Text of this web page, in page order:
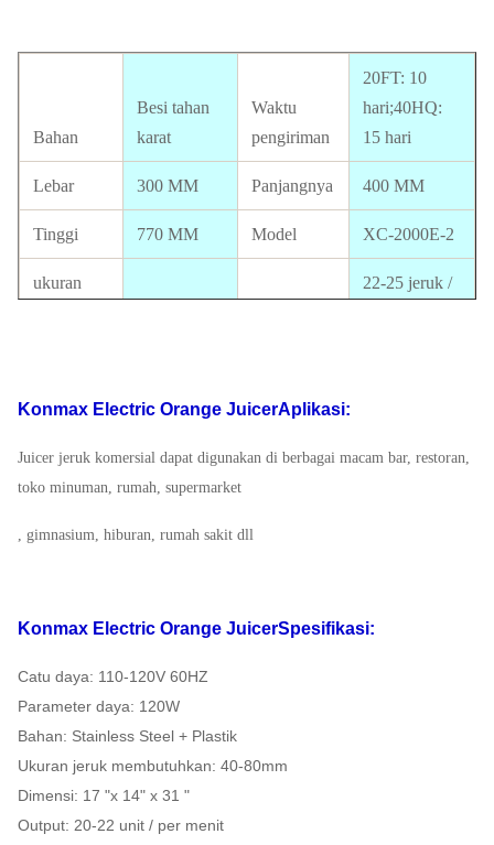
Bahan
Besi tahan
karat
Waktu
pengiriman
20FT: 10
hari;40HQ:
15 hari
Lebar 300 MM Panjangnya 400 MM
Tinggi 770 MM Model XC-2000E-2
ukuran
22-25 jeruk /
Listrik
50-60HZ
Kekuasaan 120W
20 'FT
120 PCS
Konmax Electric Orange JuicerAplikasi:
Juicer jeruk komersial dapat digunakan di berbagai macam bar, restoran,
toko minuman, rumah, supermarket
, gimnasium, hiburan, rumah sakit dll
Konmax Electric Orange JuicerSpesifikasi:
Catu daya: 110-120V 60HZ
Parameter daya: 120W
Bahan: Stainless Steel + Plastik
Ukuran jeruk membutuhkan: 40-80mm
Dimensi: 17 "x 14" x 31 "
Output: 20-22 unit / per menit